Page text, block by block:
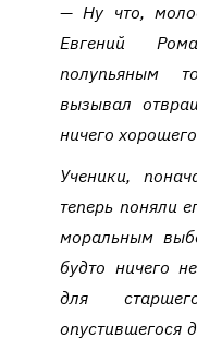
— Ну что,
Евгений
полупьяным
вызывал
ничего
Ученики,
теперь поняли
моральным
будто ничего
для
опустившегося